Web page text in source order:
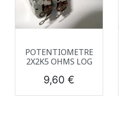
POTENTIOMETRE
2X2K5 OHMS LOG
Prix
9,60 €